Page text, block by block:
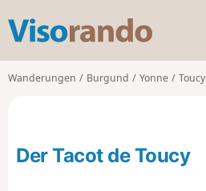
s
o
o
Wanderungen Burgund Yonne Toucy
Der Tacot de Toucy